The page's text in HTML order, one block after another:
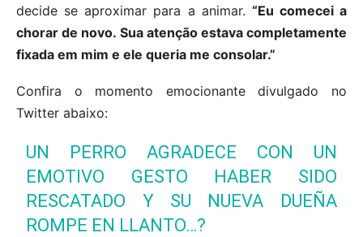
decide se aproximar para a animar. “Eu comecei a
chorar de novo. Sua atenção estava completamente
fixada em mim e ele queria me consolar.”
Confira o momento emocionante divulgado no
Twitter abaixo:
UN PERRO AGRADECE CON UN
EMOTIVO GESTO HABER SIDO
RESCATADO Y SU NUEVA DUEÑA
ROMPE EN LLANTO…?